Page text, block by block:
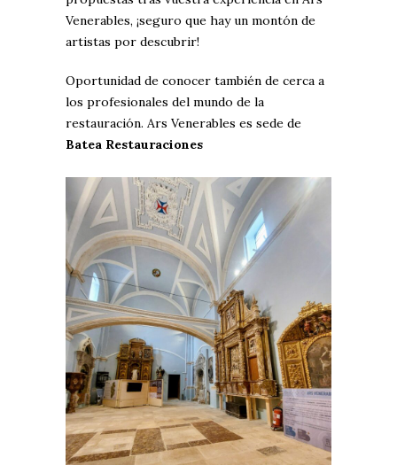
Venerables, ¡seguro que hay un montón de
artistas por descubrir!
Oportunidad de conocer también de cerca a
los profesionales del mundo de la
restauración. Ars Venerables es sede de
Batea Restauraciones